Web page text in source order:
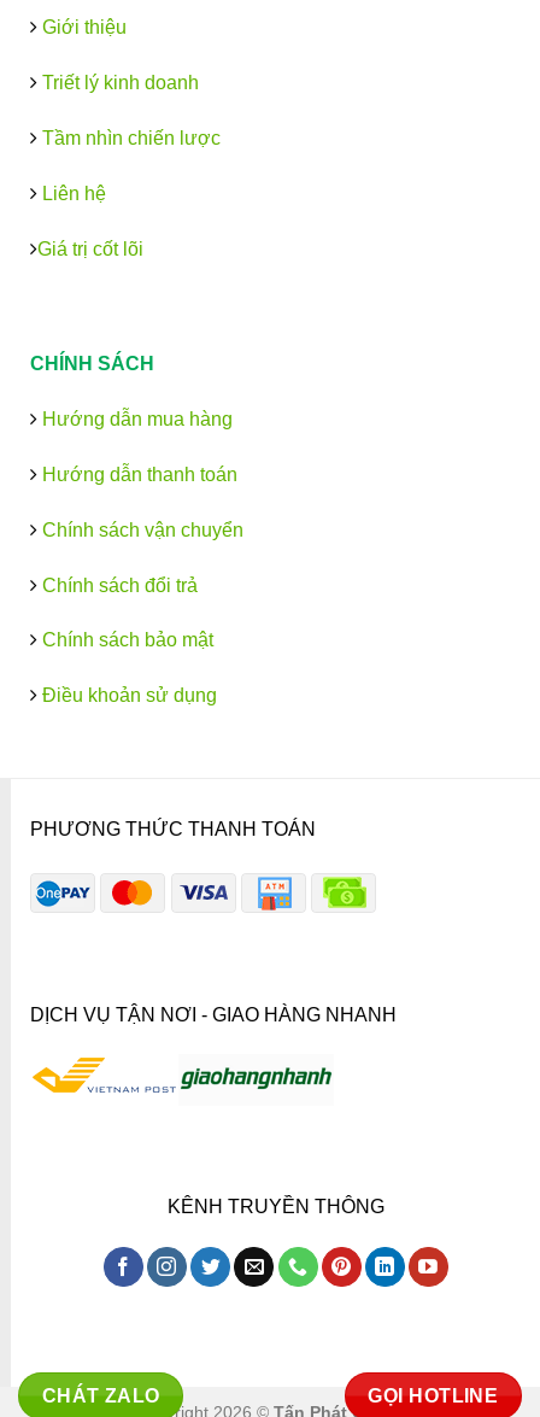
Giới thiệu
Triết lý kinh doanh
Tầm nhìn chiến lược
Liên hệ
Giá trị cốt lõi
CHÍNH SÁCH
Hướng dẫn mua hàng
Hướng dẫn thanh toán
Chính sách vận chuyển
Chính sách đổi trả
Chính sách bảo mật
Điều khoản sử dụng
PHƯƠNG THỨC THANH TOÁN
DỊCH VỤ TẬN NƠI - GIAO HÀNG NHANH
KÊNH TRUYỀN THÔNG
CHÁT ZALO GỌI HOTLINE
Copyright 2026 © Tấn Phát Co.,ltd